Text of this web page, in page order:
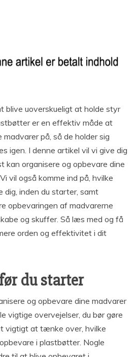
blive uoverskueligt at holde styr
er en effektiv måde at
på, så de holder sig
igen. I denne artikel vil vi give dig
kan organisere og opbevare dine
vil også komme ind på, hvilke
dig, inden du starter, samt
opbevaringen af madvarerne
og skuffer. Så læs med og få
orden og effektivitet i dit
du starter
og opbevare dine madvarer
vigtige overvejelser, du bør gøre
vigtigt at tænke over, hvilke
i plastbøtter. Nogle